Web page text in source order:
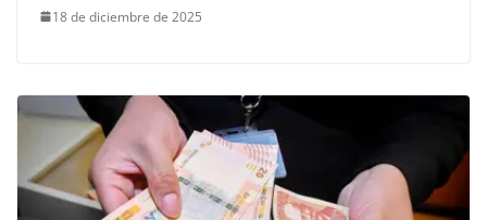
18 de diciembre de 2025